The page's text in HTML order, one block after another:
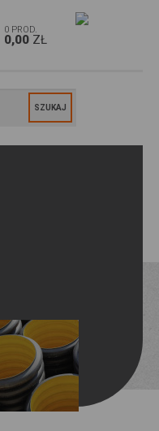
0 PROD.
0,00ZŁ